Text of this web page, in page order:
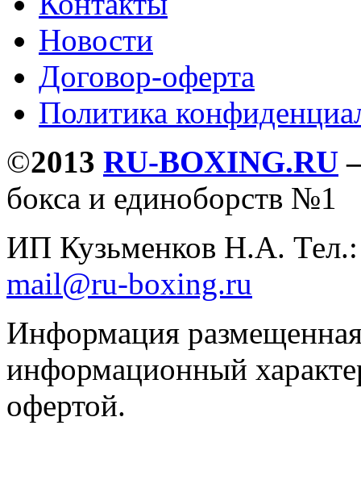
Новости
Договор-оферта
Политика
©2013 RU-BOXING.RU
бокса и единоборств №1
ИП Кузьменков Н.А.
mail@ru-boxing.ru
Информация
информационный
офертой.